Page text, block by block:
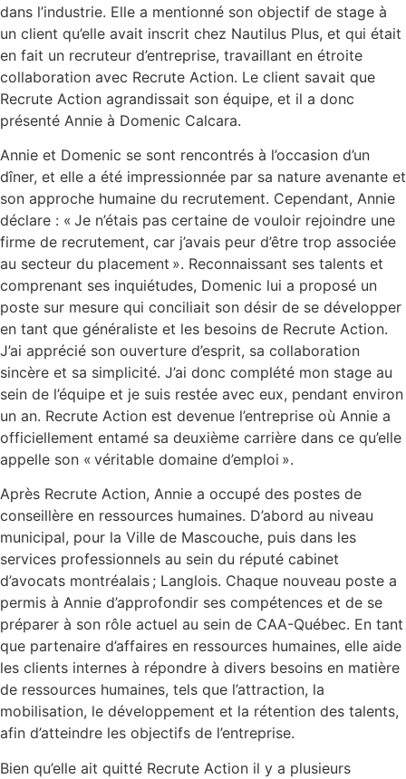
dans l’industrie. Elle a mentionné son objectif de stage à
un client qu’elle avait inscrit chez Nautilus Plus, et qui était
en fait un recruteur d’entreprise, travaillant en étroite
collaboration avec Recrute Action. Le client savait que
Recrute Action agrandissait son équipe, et il a donc
présenté Annie à Domenic Calcara.
Annie et Domenic se sont rencontrés à l’occasion d’un
dîner, et elle a été impressionnée par sa nature avenante et
son approche humaine du recrutement. Cependant, Annie
déclare : « Je n’étais pas certaine de vouloir rejoindre une
firme de recrutement, car j’avais peur d’être trop associée
au secteur du placement ». Reconnaissant ses talents et
comprenant ses inquiétudes, Domenic lui a proposé un
poste sur mesure qui conciliait son désir de se développer
en tant que généraliste et les besoins de Recrute Action.
J’ai apprécié son ouverture d’esprit, sa collaboration
sincère et sa simplicité. J’ai donc complété mon stage au
sein de l’équipe et je suis restée avec eux, pendant environ
un an. Recrute Action est devenue l’entreprise où Annie a
officiellement entamé sa deuxième carrière dans ce qu’elle
appelle son « véritable domaine d’emploi ».
Après Recrute Action, Annie a occupé des postes de
conseillère en ressources humaines. D’abord au niveau
municipal, pour la Ville de Mascouche, puis dans les
services professionnels au sein du réputé cabinet
d’avocats montréalais ; Langlois. Chaque nouveau poste a
permis à Annie d’approfondir ses compétences et de se
préparer à son rôle actuel au sein de CAA-Québec. En tant
que partenaire d’affaires en ressources humaines, elle aide
les clients internes à répondre à divers besoins en matière
de ressources humaines, tels que l’attraction, la
mobilisation, le développement et la rétention des talents,
afin d’atteindre les objectifs de l’entreprise.
Bien qu’elle ait quitté Recrute Action il y a plusieurs